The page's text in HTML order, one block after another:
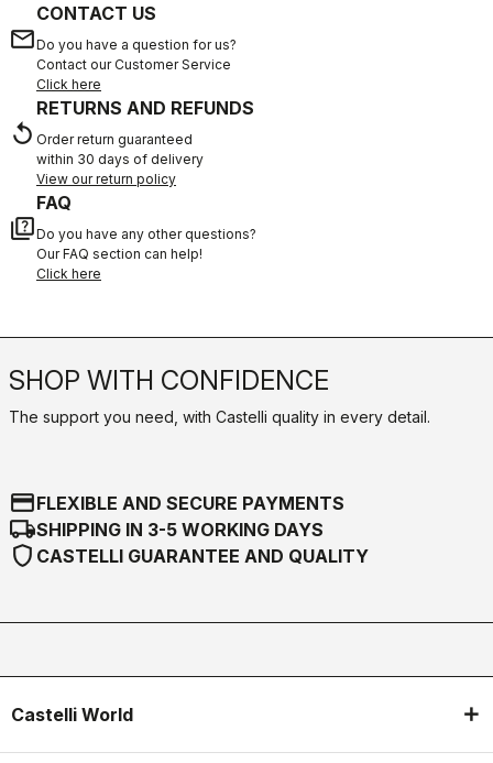
email
CONTACT US
Do you have a question for us?
Contact our Customer Service
Click here
replay
RETURNS AND REFUNDS
Order return guaranteed
within 30 days of delivery
View our return policy
quiz
FAQ
Do you have any other questions?
Our FAQ section can help!
Click here
SHOP WITH CONFIDENCE
The support you need, with Castelli quality in every detail.
credit_cardFLEXIBLE AND SECURE PAYMENTS
local_shippingSHIPPING IN 3-5 WORKING DAYS
shield CASTELLI GUARANTEE AND QUALITY
Castelli World